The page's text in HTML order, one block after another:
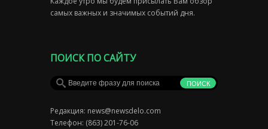
самых важных и значимых событий дня.
ПОИСК ПО САЙТУ
Редакция: news@newsdelo.com
Телефон: (863) 201-76-06